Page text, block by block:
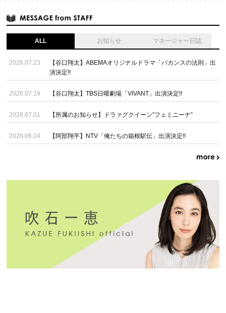
ALL お知らせ マネージャー日誌
2026.07.23
【谷口翔太】ABEMAオリジナルドラマ「バカンスの法則」出
演決定!!
2026.07.19 【谷口翔太】TBS日曜劇場「VIVANT」出演決定!!
2026.07.01 【所属のお知らせ】ドラァグクイーン”フェミニーナ”
2026.06.24 【阿部翔平】NTV「俺たちの箱根駅伝」出演決定!!